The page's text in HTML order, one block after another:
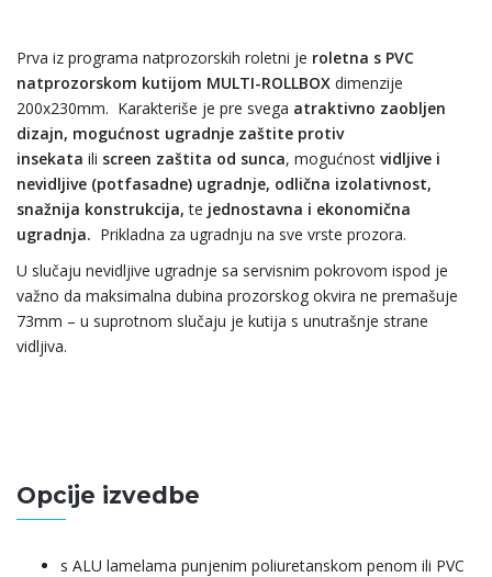
Prva iz programa natprozorskih roletni je roletna s PVC
natprozorskom kutijom MULTI-ROLLBOX dimenzije
200x230mm. Karakteriše je pre svega atraktivno zaobljen
dizajn, mogućnost ugradnje zaštite protiv
insekata ili screen zaštita od sunca, mogućnost vidljive i
nevidljive (potfasadne) ugradnje, odlična izolativnost,
snažnija konstrukcija,te jednostavna i ekonomična
ugradnja. Prikladna za ugradnju na sve vrste prozora.
U slučaju nevidljive ugradnje sa servisnim pokrovom ispod je
važno da maksimalna dubina prozorskog okvira ne premašuje
73mm – u suprotnom slučaju je kutija s unutrašnje strane
vidljiva.
Opcije izvedbe
s ALU lamelama punjenim poliuretanskom penom ili PVC